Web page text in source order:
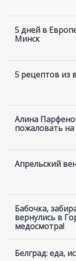
5 дней в
Минск
5 рецептов из
Алина
пожаловать
Апрельский
Бабочка,
вернулись в
медосмотра!
Белград: еда,